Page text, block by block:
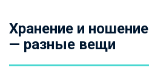
Хранение и ношение
— разные вещи